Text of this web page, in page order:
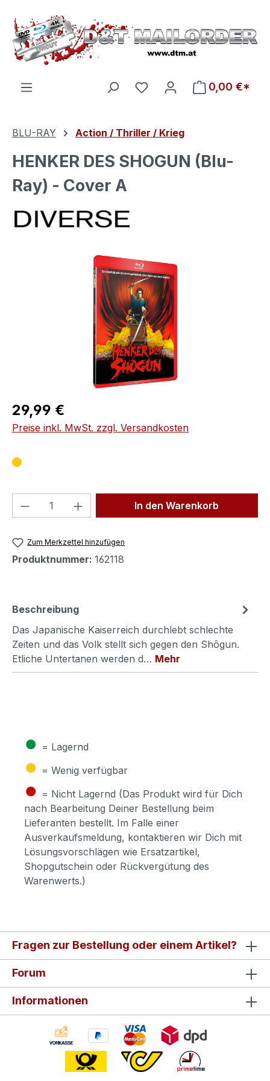
Zum Hauptinhalt springen
Du hast 0 Produkte auf
0,00 €*
BLU-RAY Action / Thriller / Krieg
HENKER DES SHOGUN (Blu-
Ray) - Cover A
Bildergalerie überspringen
Regulärer Preis:
29,99 €
Preise inkl. MwSt. zzgl. Versandkosten
Produkt Anzahl: Gib denIn den Warenkorb
Zum Merkzettel hinzufügen
Produktnummer: 162118
Beschreibung
Das Japanische Kaiserreich durchlebt schlechte
Zeiten und das Volk stellt sich gegen den Shôgun.
Etliche Untertanen werden d… Mehr
● = Lagernd
● = Wenig verfügbar
● = Nicht Lagernd (Das Produkt wird für Dich
nach Bearbeitung Deiner Bestellung beim
Lieferanten bestellt. Im Falle einer
Ausverkaufsmeldung, kontaktieren wir Dich mit
Lösungsvorschlägen wie Ersatzartikel,
Shopgutschein oder Rückvergütung des
Warenwerts.)
Fragen zur Bestellung oder einem Artikel?
Forum
Informationen